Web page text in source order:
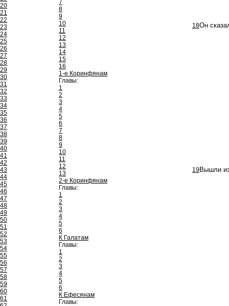
20
21
22
23
24
25
26
27
28
29
30
31
32
33
34
35
36
37
38
39
40
41
42
43
44
45
46
47
48
49
50
51
52
53
54
55
56
57
58
59
60
61
7
8
9
10
11
12
13
14
15
16
1-е Коринфянам
Главы:
1
2
3
4
5
6
7
8
9
10
11
12
13
2-е Коринфянам
Главы:
1
2
3
4
5
6
К Галатам
Главы:
1
2
3
4
5
6
К Ефесянам
Главы:
18Он
19Вышли